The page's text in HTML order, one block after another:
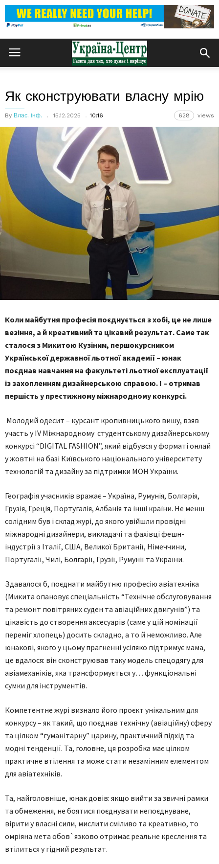
Як сконструювати власну мрію
By Влас. інф. 15.12.2025 10:16 628 views
Коли майбутня професія поєднується з хобі, це не лише
везіння, а й креативний та цікавий результат. Саме так
сталося з Микитою Кузіним, першокурсником
Української державної льотної академії – юнак
поєднав навчання на факультеті льотної експлуатації
із захопленням дизайнерською справою. І – отримав
першість у престижному міжнародному конкурсі.
Молодий одесит – курсант кропивницького вишу, взяв
участь у IV Міжнародному студентському дизайнерському
конкурсі “DIGITAL FASHION”, який відбувся у форматі онлай
у жовтні на базі Київського національного університету
технологій та дизайну за підтримки МОН України.
Географія учасників вражає – Україна, Румунія, Болгарія,
Грузія, Греція, Португалія, Албанія та інші країни. Не менш
солідним був і склад журі, до якого увійшли провідні
міжнародні дизайнери, викладачі та фахівці фешн-
індустрії з Італії, США, Великої Британії, Німеччини,
Португалії, Чилі, Болгарії, Грузії, Румунії та України.
Здавалося б, поєднати майбутню професію авіатехніка
(Микита опановує спеціальність “Технічне обслуговування
та ремонт повітряних суден та авіаційних двигунів”) та
цікавість до створення аксесуарів (саме у цій номінації
переміг хлопець) досить складно, а то й неможливо. Але
юнакові, якого у цьому прагненні усіляко підтримує мама,
це вдалося: він сконструював таку модель спецодягу для
авіамеханіків, яка трансформується у… функціональні
сумки для інструментів.
Компетентне журі визнало його проєкт унікальним для
конкурсу – як такий, що поєднав технічну (авіаційну) сферу
та цілком “гуманітарну” царину, практичний підхід та
модні тенденції. Та, головне, ця розробка має цілком
практичне втілення та може стати незамінним елементом
для авіатехніків.
Та, найголовніше, юнак довів: якщо вийти за звичні рамки
та обмеження, не боятися поєднувати непоєднуване,
вірити у власні сили, мислити сміливо та креативно, то
омріяна мета обов`язково отримає реальне креслення та
втілиться у гідний результат.